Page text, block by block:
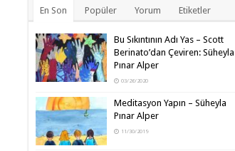
En Son Popüler Yorum Etiketler
Bu Sıkıntının Adı Yas – Scott
Berinato’dan Çeviren: Süheyla
Pınar Alper
03/26/2020
Meditasyon Yapın – Süheyla
Pınar Alper
11/30/2019